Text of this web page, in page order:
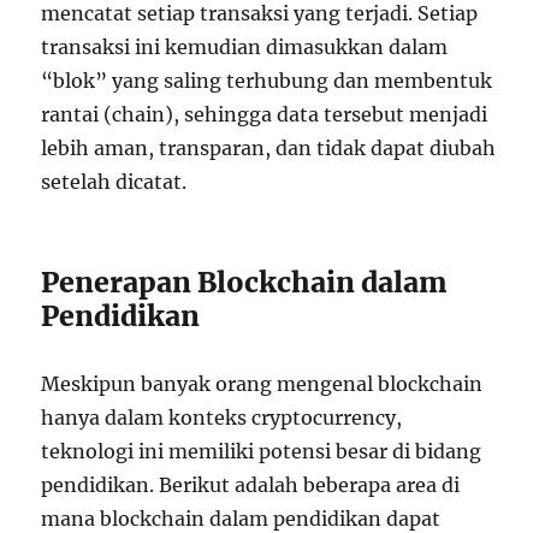
mencatat setiap transaksi yang terjadi. Setiap
transaksi ini kemudian dimasukkan dalam
“blok” yang saling terhubung dan membentuk
rantai (chain), sehingga data tersebut menjadi
lebih aman, transparan, dan tidak dapat diubah
setelah dicatat.
Penerapan Blockchain dalam
Pendidikan
Meskipun banyak orang mengenal blockchain
hanya dalam konteks cryptocurrency,
teknologi ini memiliki potensi besar di bidang
pendidikan. Berikut adalah beberapa area di
mana blockchain dalam pendidikan dapat